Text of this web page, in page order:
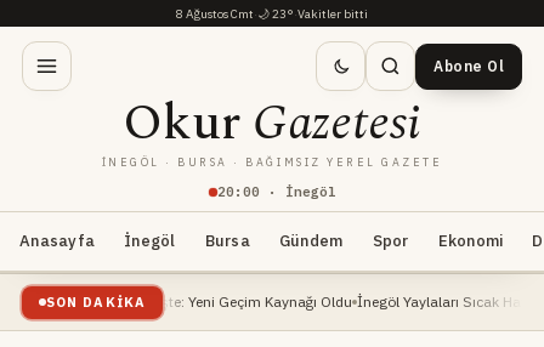
8 Ağustos Cmt·🌙23°·Vakitler bitti
20 : 00 · İnegöl
OkurGazetesi
İNEGÖL · BURSA · BAĞIMSIZ YEREL GAZETE
Abone Ol
Anasayfa İnegöl Bursa Gündem Spor Ekonomi
SON DAKIKA
Yükselişte: Yeni Geçim Kaynağı Oldu İnegöl Yaylaları Sıcak Havalarda Doğa